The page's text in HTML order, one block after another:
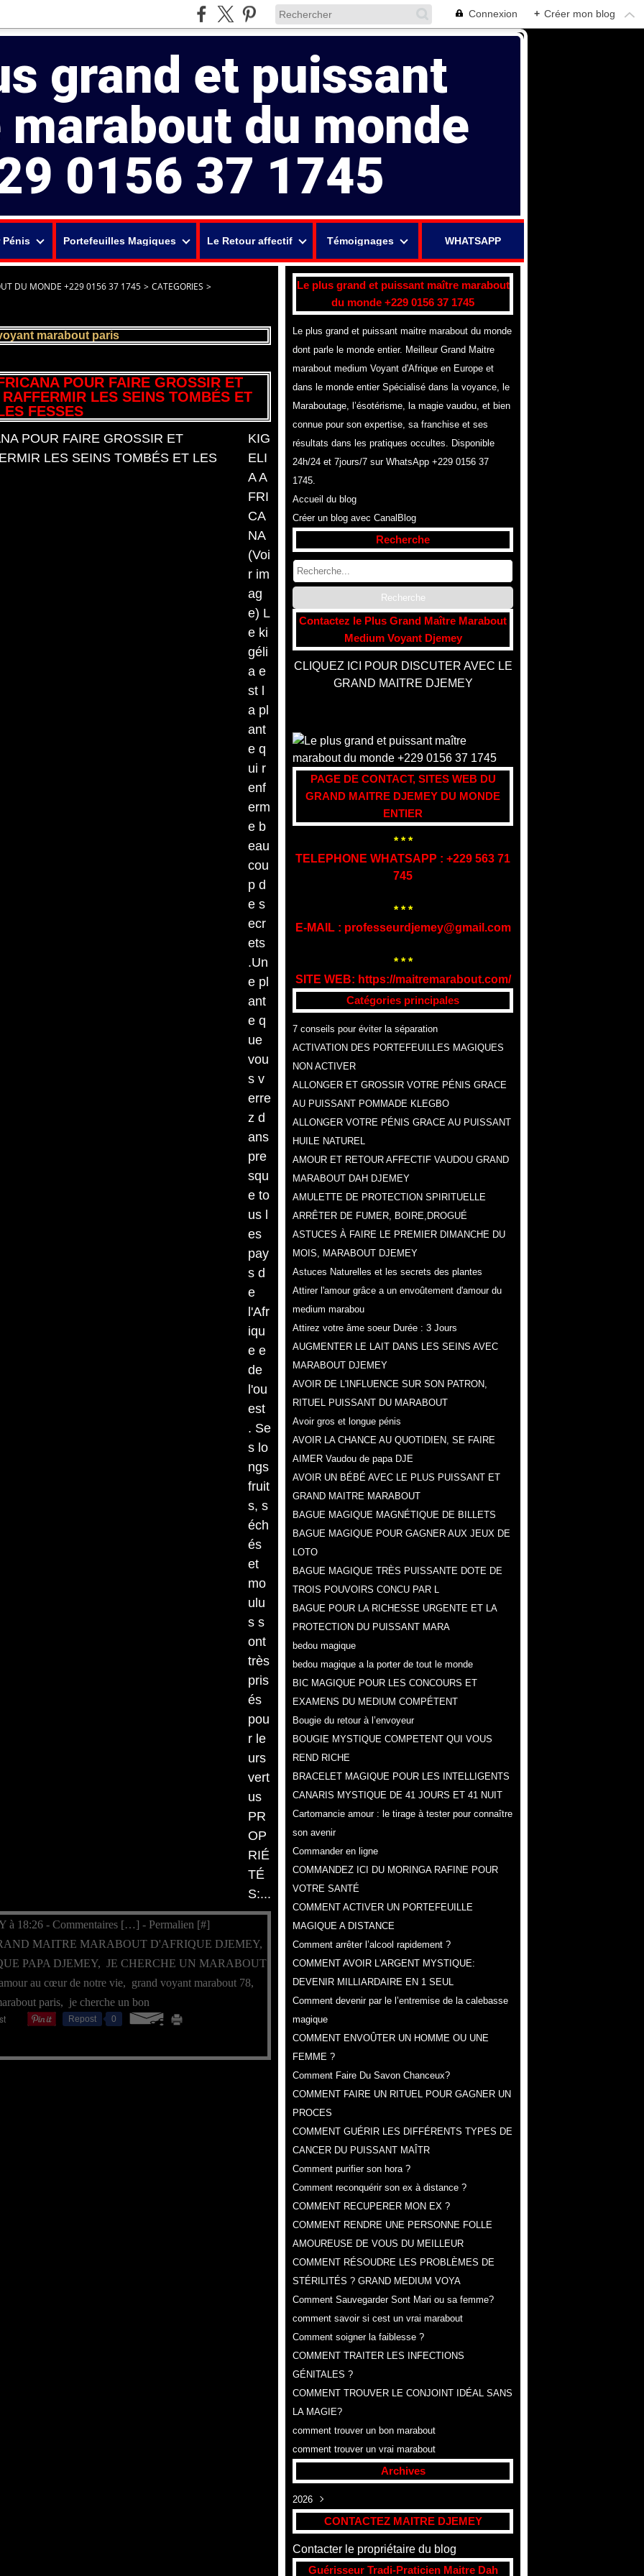
Connexion + Créer mon blog
grand et puissant
du monde
0156 37 1745
Pénis Portefeuilles Magiques Le Retour affectif Témoignages WHATSAPP
DU MONDE +229 0156 37 1745 > CATEGORIES >
marabout paris
POUR FAIRE GROSSIR ET
LES SEINS TOMBÉS ET
FESSES
KIG
ELI
A A
FRI
CA
NA
(Voi
r im
ag
e) L
e ki
géli
a e
st l
a pl
ant
e q
ui r
enf
erm
e b
eau
cou
p d
e s
ecr
ets
.Un
e pl
ant
e q
ue
vou
s v
erre
z d
ans
pre
squ
e to
us l
es
pay
s d
e
l'Afr
iqu
e e
de
l'ou
est
. Se
s lo
ngs
fruit
s, s
éch
és
et
mo
ulu
s s
ont
très
pris
és
pou
r le
urs
vert
us
PR
OP
RIÉ
TÉ
S:...
à 18:26 -Commentaires […] - Permalien [#]
MAITRE MARABOUT D'AFRIQUE DJEMEY,
PAPA DJEMEY,JE CHERCHE UN MARABOUT
au cœur de notre vie, grand voyant marabout 78,
paris, je cherche un bon
Repost 0
Le plus grand et puissant maître marabout
du monde +229 0156 37 1745
Le plus grand et puissant maitre marabout du monde
dont parle le monde entier. Meilleur Grand Maitre
marabout medium Voyant d'Afrique en Europe et
dans le monde entier Spécialisé dans la voyance, le
Maraboutage, l’ésotérisme, la magie vaudou, et bien
connue pour son expertise, sa franchise et ses
résultats dans les pratiques occultes. Disponible
24h/24 et 7jours/7 sur WhatsApp +229 0156 37
1745.
Accueil du blog
Créer un blog avec CanalBlog
Recherche
Contactez le Plus Grand Maître Marabout
Medium Voyant Djemey
CLIQUEZ ICI POUR DISCUTER AVEC LE
GRAND MAITRE DJEMEY
PAGE DE CONTACT, SITES WEB DU
GRAND MAITRE DJEMEY DU MONDE
ENTIER
* * *
TELEPHONE WHATSAPP : +229 563 71
745
* * *
E-MAIL : professeurdjemey@gmail.com
* * *
SITE WEB: https://maitremarabout.com/
Catégories principales
7 conseils pour éviter la séparation
ACTIVATION DES PORTEFEUILLES MAGIQUES
NON ACTIVER
ALLONGER ET GROSSIR VOTRE PÉNIS GRACE
AU PUISSANT POMMADE KLEGBO
ALLONGER VOTRE PÉNIS GRACE AU PUISSANT
HUILE NATUREL
AMOUR ET RETOUR AFFECTIF VAUDOU GRAND
MARABOUT DAH DJEMEY
AMULETTE DE PROTECTION SPIRITUELLE
ARRÊTER DE FUMER, BOIRE,DROGUÉ
ASTUCES À FAIRE LE PREMIER DIMANCHE DU
MOIS, MARABOUT DJEMEY
Astuces Naturelles et les secrets des plantes
Attirer l'amour grâce a un envoûtement d'amour du
medium marabou
Attirez votre âme soeur Durée : 3 Jours
AUGMENTER LE LAIT DANS LES SEINS AVEC
MARABOUT DJEMEY
AVOIR DE L'INFLUENCE SUR SON PATRON,
RITUEL PUISSANT DU MARABOUT
Avoir gros et longue pénis
AVOIR LA CHANCE AU QUOTIDIEN, SE FAIRE
AIMER Vaudou de papa DJE
AVOIR UN BÉBÉ AVEC LE PLUS PUISSANT ET
GRAND MAITRE MARABOUT
BAGUE MAGIQUE MAGNÉTIQUE DE BILLETS
BAGUE MAGIQUE POUR GAGNER AUX JEUX DE
LOTO
BAGUE MAGIQUE TRÈS PUISSANTE DOTE DE
TROIS POUVOIRS CONCU PAR L
BAGUE POUR LA RICHESSE URGENTE ET LA
PROTECTION DU PUISSANT MARA
bedou magique
bedou magique a la porter de tout le monde
BIC MAGIQUE POUR LES CONCOURS ET
EXAMENS DU MEDIUM COMPÉTENT
Bougie du retour à l’envoyeur
BOUGIE MYSTIQUE COMPETENT QUI VOUS
REND RICHE
BRACELET MAGIQUE POUR LES INTELLIGENTS
CANARIS MYSTIQUE DE 41 JOURS ET 41 NUIT
Cartomancie amour : le tirage à tester pour connaître
son avenir
Commander en ligne
COMMANDEZ ICI DU MORINGA RAFINE POUR
VOTRE SANTÉ
COMMENT ACTIVER UN PORTEFEUILLE
MAGIQUE A DISTANCE
Comment arrêter l’alcool rapidement ?
COMMENT AVOIR L'ARGENT MYSTIQUE:
DEVENIR MILLIARDAIRE EN 1 SEUL
Comment devenir par le l’entremise de la calebasse
magique
COMMENT ENVOÛTER UN HOMME OU UNE
FEMME ?
Comment Faire Du Savon Chanceux?
COMMENT FAIRE UN RITUEL POUR GAGNER UN
PROCES
​COMMENT GUÉRIR LES DIFFÉRENTS TYPES DE
CANCER DU PUISSANT MAÎTR
Comment purifier son hora ?
Comment reconquérir son ex à distance ?
COMMENT RECUPERER MON EX ?
COMMENT RENDRE UNE PERSONNE FOLLE
AMOUREUSE DE VOUS DU MEILLEUR
COMMENT RÉSOUDRE LES PROBLÈMES DE
STÉRILITÉS ? GRAND MEDIUM VOYA
Comment Sauvegarder Sont Mari ou sa femme?
comment savoir si cest un vrai marabout
Comment soigner la faiblesse ?
COMMENT TRAITER LES INFECTIONS
GÉNITALES ?
COMMENT TROUVER LE CONJOINT IDÉAL SANS
LA MAGIE?
comment trouver un bon marabout
comment trouver un vrai marabout
Archives
2026
Août(307)
CONTACTEZ MAITRE DJEMEY
Contacter le propriétaire du blog
Guérisseur Tradi-Praticien Maitre Dah